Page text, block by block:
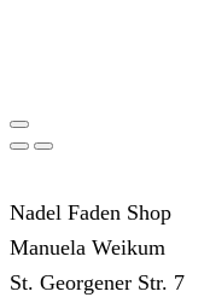
Nadel Faden Shop
Manuela Weikum
St. Georgener Str. 7